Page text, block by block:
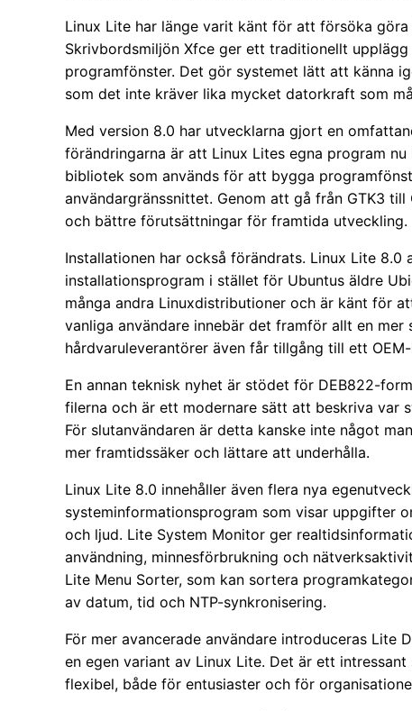
Linux Lite har länge varit känt för att försöka
Skrivbordsmiljön Xfce ger ett traditionellt
programfönster. Det gör systemet lätt att känna
som det inte kräver lika mycket datorkraft som
Med version 8.0 har utvecklarna gjort en
förändringarna är att Linux Lites egna program
bibliotek som används för att bygga
användargränssnittet. Genom att gå från GTK3
och bättre förutsättningar för framtida utveckling.
Installationen har också förändrats. Linux Lite 8.0
installationsprogram i stället för Ubuntus äldre
många andra Linuxdistributioner och är känt för
vanliga användare innebär det framför allt en
hårdvaruleverantörer även får tillgång till ett
En annan teknisk nyhet är stödet för DEB822-
filerna och är ett modernare sätt att beskriva var
För slutanvändaren är detta kanske inte något
mer framtidssäker och lättare att underhålla.
Linux Lite 8.0 innehåller även flera nya
systeminformationsprogram som visar uppgifter
och ljud. Lite System Monitor ger
användning, minnesförbrukning och
Lite Menu Sorter, som kan sortera
av datum, tid och NTP-synkronisering.
För mer avancerade användare introduceras
en egen variant av Linux Lite. Det är ett
flexibel, både för entusiaster och för